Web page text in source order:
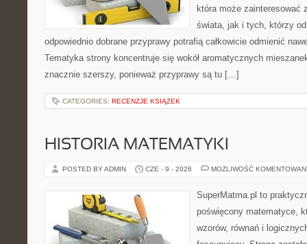
która może zainteresować
świata, jak i tych, którzy
odpowiednio dobrane przyprawy potrafią całkowicie odmienić
Tematyka strony koncentruje się wokół aromatycznych
znacznie szerszy, ponieważ przyprawy są tu […]
CATEGORIES: RECENZJE KSIĄŻEK
HISTORIA MATEMATYKI
POSTED BY ADMIN CZE - 9 - 2026 MOŻLIWOŚĆ
SuperMatma.pl to
poświęcony matematyce,
wzorów, równań i